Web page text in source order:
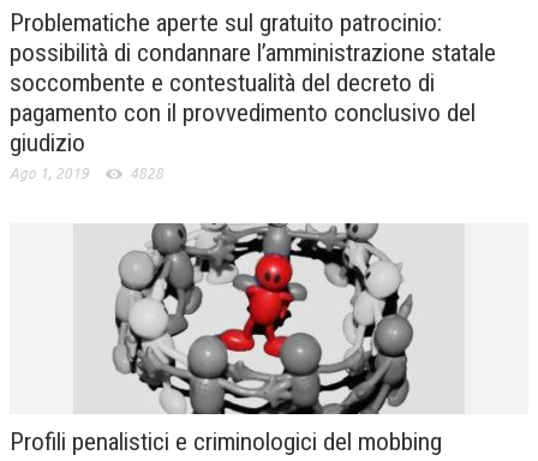
Problematiche aperte sul gratuito patrocinio:
possibilità di condannare l’amministrazione statale
soccombente e contestualità del decreto di
pagamento con il provvedimento conclusivo del
giudizio
Ago 1, 2019 4828
Profili penalistici e criminologici del mobbing